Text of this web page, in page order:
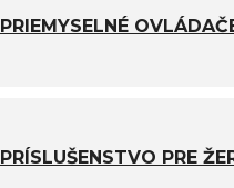
PRIEMYSELNÉ
PRÍSLUŠENSTVO PRE